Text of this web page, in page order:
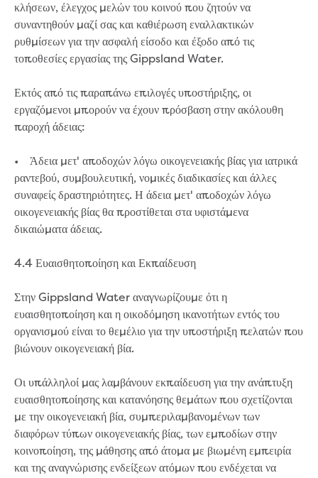
κλήσεων, έλεγχος μελών του κοινού που ζητούν να
συναντηθούν μαζί σας και καθιέρωση εναλλακτικών
ρυθμίσεων για την ασφαλή είσοδο και έξοδο από τις
τοποθεσίες εργασίας της Gippsland Water.
Εκτός από τις παραπάνω επιλογές υποστήριξης, οι
εργαζόμενοι μπορούν να έχουν πρόσβαση στην ακόλουθη
παροχή άδειας:
• Άδεια μετ' αποδοχών λόγω οικογενειακής βίας για ιατρικά
ραντεβού, συμβουλευτική, νομικές διαδικασίες και άλλες
συναφείς δραστηριότητες. Η άδεια μετ' αποδοχών λόγω
οικογενειακής βίας θα προστίθεται στα υφιστάμενα
δικαιώματα άδειας.
4.4 Ευαισθητοποίηση και Εκπαίδευση
Στην Gippsland Water αναγνωρίζουμε ότι η
ευαισθητοποίηση και η οικοδόμηση ικανοτήτων εντός του
οργανισμού είναι το θεμέλιο για την υποστήριξη πελατών που
βιώνουν οικογενειακή βία.
Οι υπάλληλοί μας λαμβάνουν εκπαίδευση για την ανάπτυξη
ευαισθητοποίησης και κατανόησης θεμάτων που σχετίζονται
με την οικογενειακή βία, συμπεριλαμβανομένων των
διαφόρων τύπων οικογενειακής βίας, των εμποδίων στην
κοινοποίηση, της μάθησης από άτομα με βιωμένη εμπειρία
και της αναγνώρισης ενδείξεων ατόμων που ενδέχεται να